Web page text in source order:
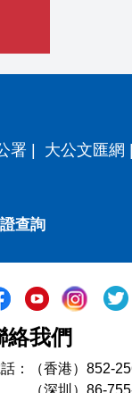
署 | 大公文匯網
查詢
絡我們
：（香港）852-
（深圳）86-